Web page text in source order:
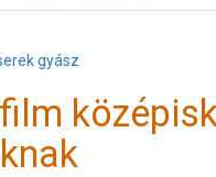
gyász